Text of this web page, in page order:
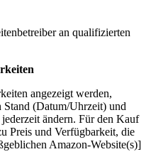
an qualifizierten
angezeigt werden,
Stand (Datum/Uhrzeit) und
ändern. Für den Kauf
Preis und Verfügbarkeit, die
Amazon-Website(s)]